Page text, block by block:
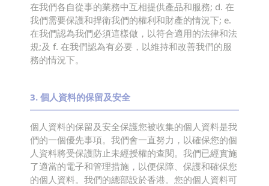
在我們各自從事的業務中互相提供產品和服務; d. 在
我們需要保護和捍衛我們的權利和財產的情況下; e.
在我們認為我們必須這樣做，以符合適用的法律和法
規;及 f. 在我們認為有必要，以維持和改善我們的服
務的情況下。
3. 個人資料的保留及安全
個人資料的保留及安全保護您被收集的個人資料是我
們的一個優先事項。我們會一直努力，以確保您的個
人資料將受保護防止未經授權的查閱。我們已經實施
了適當的電子和管理措施，以便保障、保護和確保您
的個人資料。我們的總部設於香港。您的個人資料可